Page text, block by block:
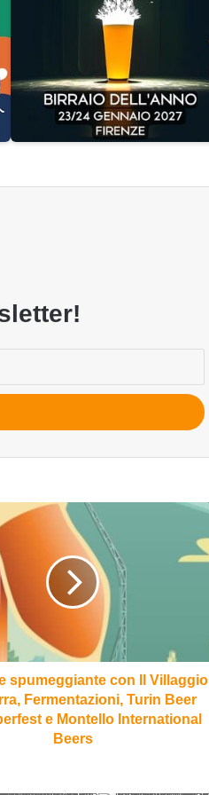
spumeggiante con Il Villaggio
Fermentazioni, Turin Beer
e Montello International
Beers